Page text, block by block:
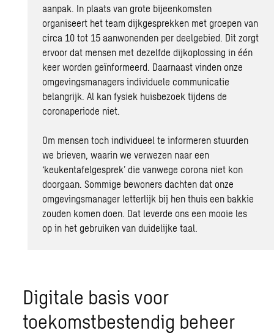
aanpak. In plaats van grote bijeenkomsten
organiseert het team dijkgesprekken met groepen van
circa 10 tot 15 aanwonenden per deelgebied. Dit zorgt
ervoor dat mensen met dezelfde dijkoplossing in één
keer worden geïnformeerd. Daarnaast vinden onze
omgevingsmanagers individuele communicatie
belangrijk. Al kan fysiek huisbezoek tijdens de
coronaperiode niet.
Om mensen toch individueel te informeren stuurden
we brieven, waarin we verwezen naar een
‘keukentafelgesprek’ die vanwege corona niet kon
doorgaan. Sommige bewoners dachten dat onze
omgevingsmanager letterlijk bij hen thuis een bakkie
zouden komen doen. Dat leverde ons een mooie les
op in het gebruiken van duidelijke taal.
Digitale basis voor
toekomstbestendig beheer